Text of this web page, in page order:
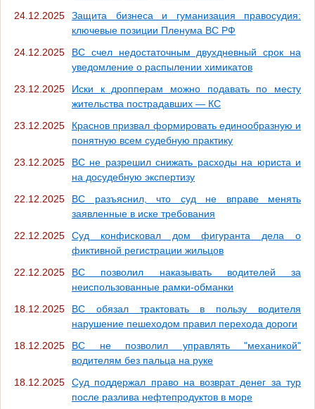
24.12.2025
Защита бизнеса и гуманизация правосудия:
ключевые позиции Пленума ВС РФ
24.12.2025
ВС счел недостаточным двухдневный срок на
уведомление о распылении химикатов
23.12.2025
Иски к дропперам можно подавать по месту
жительства пострадавших — КС
23.12.2025
Краснов призвал формировать единообразную и
понятную всем судебную практику
23.12.2025
ВС не разрешил снижать расходы на юриста и
на досудебную экспертизу
22.12.2025
ВС разъяснил, что суд не вправе менять
заявленные в иске требования
22.12.2025
Суд конфисковал дом фигуранта дела о
фиктивной регистрации жильцов
22.12.2025
ВС позволил наказывать водителей за
неиспользованные рамки-обманки
18.12.2025
ВС обязал трактовать в пользу водителя
нарушение пешеходом правил перехода дороги
18.12.2025
ВС не позволил управлять "механикой"
водителям без пальца на руке
18.12.2025
Суд поддержал право на возврат денег за тур
после разлива нефтепродуктов в море